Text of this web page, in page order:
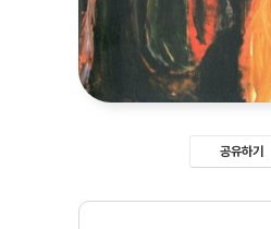
공유하기